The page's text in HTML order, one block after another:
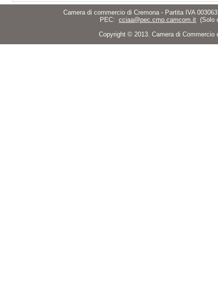
Camera di commercio di Cremona - Partita IVA
PEC: cciaa@pec.cmp.camcom.it (Solo
Copyright © 2013. Camera di